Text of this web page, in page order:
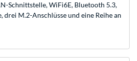
Schnittstelle, WiFi6E, Bluetooth 5.3,
drei M.2-Anschlüsse und eine Reihe an